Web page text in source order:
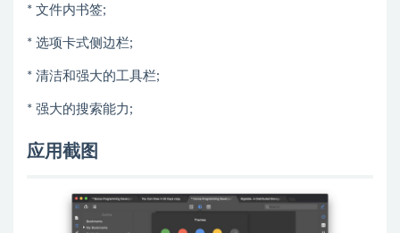
* 文件内书签;
* 选项卡式侧边栏;
* 清洁和强大的工具栏;
* 强大的搜索能力;
应用截图